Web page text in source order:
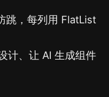
跳，每列用 FlatList
计、让 AI 生成组件